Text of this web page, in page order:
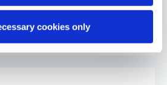
cookies only